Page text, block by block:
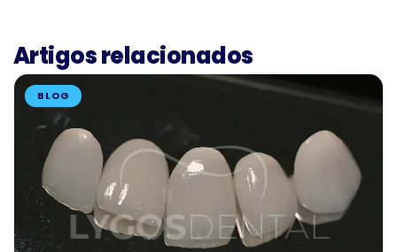
Artigos relacionados
BLOG